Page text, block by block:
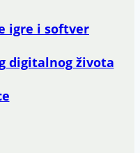
igre i softver
digitalnog života